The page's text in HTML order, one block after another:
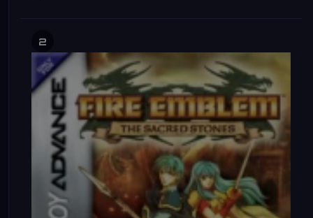
2